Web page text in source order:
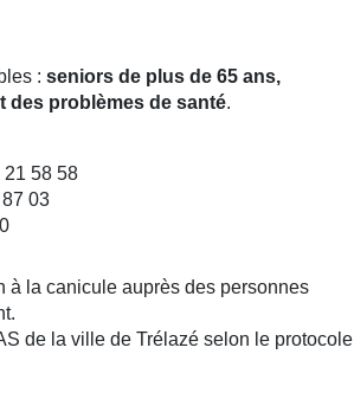
: seniors de plus de 65 ans,
des problèmes de santé.
21 58 58
03
à la canicule auprès des personnes
de la ville de Trélazé selon le protocole